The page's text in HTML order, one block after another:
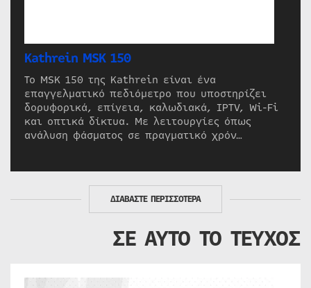
Kathrein MSK 150
Το MSK 150 της Kathrein είναι ένα
επαγγελματικό πεδιόμετρο που υποστηρίζει
δορυφορικά, επίγεια, καλωδιακά, IPTV, Wi-Fi
και οπτικά δίκτυα. Με λειτουργίες όπως
ανάλυση φάσματος σε πραγματικό χρόν…
ΔΙΑΒΑΣΤΕ ΠΕΡΙΣΣΟΤΕΡΑ
ΣΕ ΑΥΤΟ ΤΟ ΤΕΥΧΟΣ